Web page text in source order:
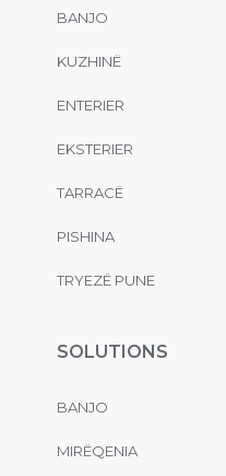
BANJO
KUZHINË
ENTERIER
EKSTERIER
TARRACË
PISHINA
TRYEZË PUNE
SOLUTIONS
BANJO
MIRËQENIA